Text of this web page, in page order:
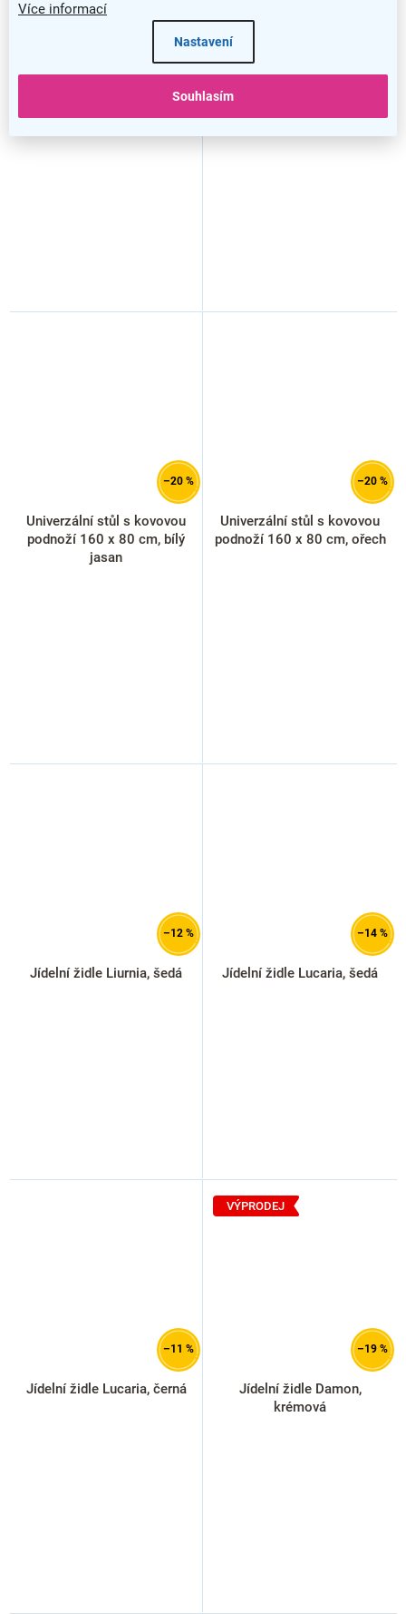
Více informací
Nastavení
Souhlasím
–2 %
–20 %
Univerzální stůl s kovovou
podnoží 160 x 80 cm, bílý
jasan
–20 %
Univerzální stůl s kovovou
podnoží 160 x 80 cm, ořech
–12 %
Jídelní židle Liurnia, šedá
–14 %
Jídelní židle Lucaria, šedá
–11 %
Jídelní židle Lucaria, černá
VÝPRODEJ
–19 %
Jídelní židle Damon,
krémová